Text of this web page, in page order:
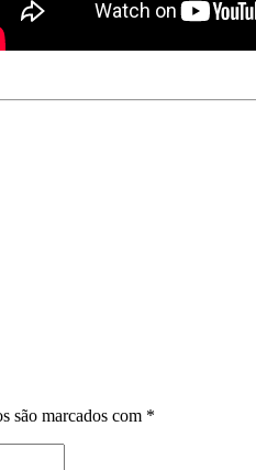
são marcados com *